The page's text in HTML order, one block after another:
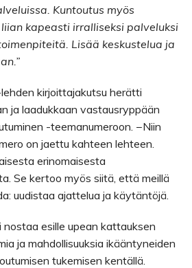
Kuntoutus myös
kapeasti irralliseksi palveluksi
Lisää keskustelua ja
kirjoittajakutsu herätti
ja laadukkaan vastausryppään
-teemanumeroon. −Niin
on jaettu kahteen lehteen.
erinomaisesta
Se kertoo myös siitä, että meillä
uudistaa ajattelua ja käytäntöjä.
esille upean kattauksen
ja mahdollisuuksia ikääntyneiden
tukemisen kentällä.